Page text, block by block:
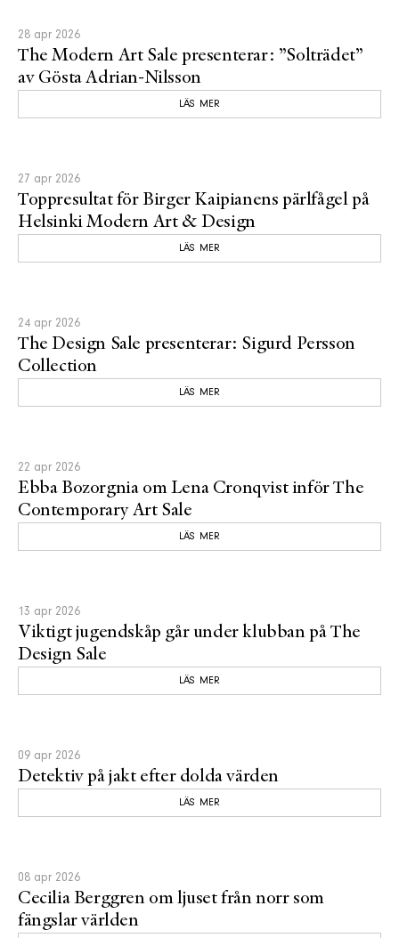
The Modern Art Sale presenterar: ”Solträdet”
av Gösta Adrian-Nilsson
28 apr 2026
LÄS MER
Toppresultat för Birger Kaipianens pärlfågel på
Helsinki Modern Art & Design
27 apr 2026
LÄS MER
The Design Sale presenterar: Sigurd Persson
Collection
24 apr 2026
LÄS MER
Ebba Bozorgnia om Lena Cronqvist inför The
Contemporary Art Sale
22 apr 2026
LÄS MER
Viktigt jugendskåp går under klubban på The
Design Sale
13 apr 2026
LÄS MER
Detektiv på jakt efter dolda värden
09 apr 2026
LÄS MER
Cecilia Berggren om ljuset från norr som
fängslar världen
08 apr 2026